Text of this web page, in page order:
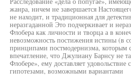
жанра, ничем не завершается
не находит, и традиционная для
неразгаданной Это подчеркивает и
Флобера как личности и творца а в
невозможность постижения истины (в
принципами постмодернизма, которым
впечатление, что Джулиану Барнсу не
Флобере», ему доставляет удовольствие
гипотезами, возможными вариантами